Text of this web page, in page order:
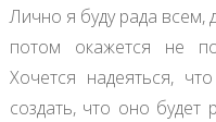
Лично я буду рада всем,
потом окажется не
Хочется надеяться,
создать, что оно будет